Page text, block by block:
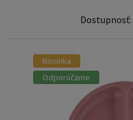
Dostupnosť:
Novinka
Odporúčame